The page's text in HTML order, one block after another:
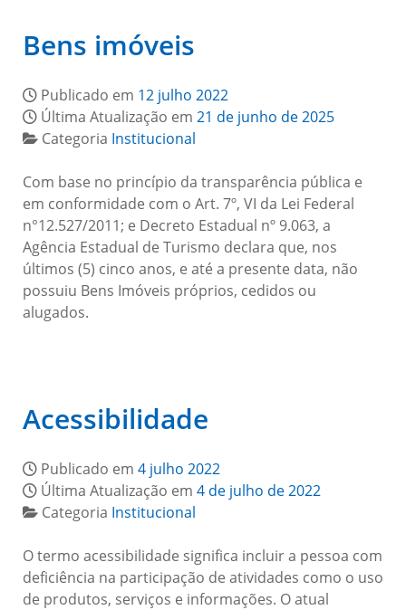
Bens imóveis
Publicado em 12 julho 2022
Última Atualização em 21 de junho de 2025
Categoria Institucional
Com base no princípio da transparência pública e
em conformidade com o Art. 7º, VI da Lei Federal
n°12.527/2011; e Decreto Estadual nº 9.063, a
Agência Estadual de Turismo declara que, nos
últimos (5) cinco anos, e até a presente data, não
possuiu Bens Imóveis próprios, cedidos ou
alugados.
Acessibilidade
Publicado em 4 julho 2022
Última Atualização em 4 de julho de 2022
Categoria Institucional
O termo acessibilidade significa incluir a pessoa com
deficiência na participação de atividades como o uso
de produtos, serviços e informações. O atual